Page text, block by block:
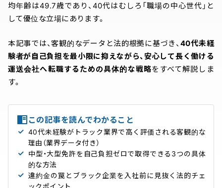
均年齢は49.7歳であり、40代はむしろ「職場の中心世代」と
して優位な立場にあります。
本記事では、客観的なデータと法的根拠に基づき、 40代未経
験者が自己負担を最小限に抑えながら、安心して長く働ける
運送会社へ転職するための具体的な戦略をすべて解説しま
す。
この記事を読んでわかること
40代未経験がトラック業界で高く評価される客観的な
理由（業界データ付き）
中型・大型免許を自己負担ゼロで取得できる3つの具体
的な方法
違約金の罠とブラック企業を入社前に見抜く法的チェ
ックポイント